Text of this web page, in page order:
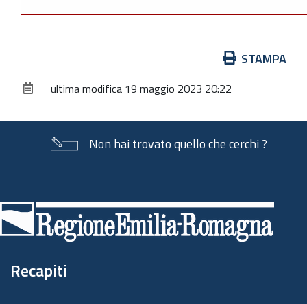
documento
STAMPA
ultima modifica 19 maggio 2023 20:22
Non hai trovato quello che cerchi ?
di
pagina
Recapiti